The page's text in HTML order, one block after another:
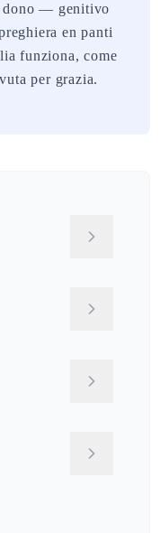
dono — genitivo
en panti
funziona, come
per grazia.